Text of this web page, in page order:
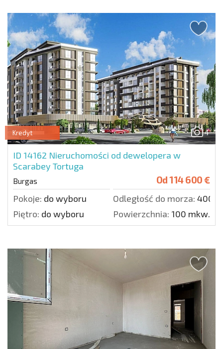
4
Kredyt
ID 14162 Nieruchomości od dewelopera w
Scarabey Tortuga
Burgas Od114 600 €
Pokoje: do wyboru Odległość do morza: 4000
Piętro: do wyboru Powierzchnia: 100 mkw.